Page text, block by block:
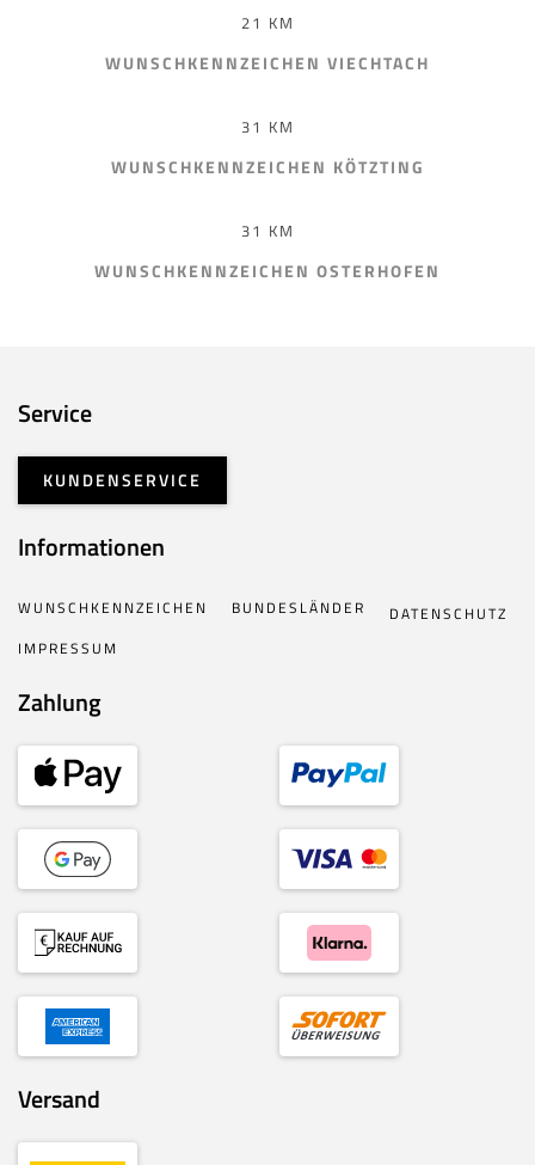
21 KM
WUNSCHKENNZEICHEN VIECHTACH
31 KM
WUNSCHKENNZEICHEN KÖTZTING
31 KM
WUNSCHKENNZEICHEN OSTERHOFEN
Service
KUNDENSERVICE
Informationen
WUNSCHKENNZEICHEN BUNDESLÄNDER
DATENSCHUTZ
IMPRESSUM
Zahlung
Versand